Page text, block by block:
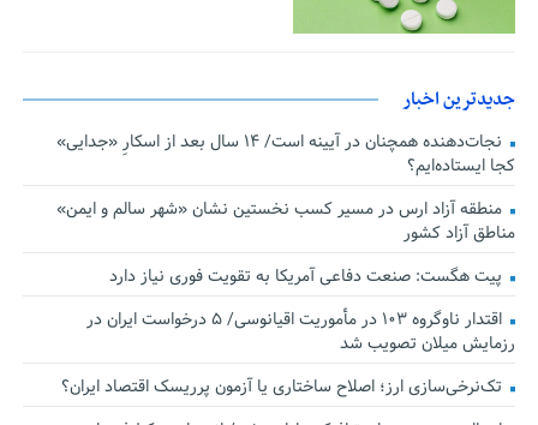
جدیدترین اخبار
نجات‌دهنده‌ همچنان در آیینه است/ ۱۴ سال بعد از اسکارِ «جدایی»
کجا ایستاده‌ایم؟
منطقه آزاد ارس در مسیر کسب نخستین نشان «شهر سالم و ایمن»
مناطق آزاد کشور
پیت هگست: صنعت دفاعی آمریکا به تقویت فوری نیاز دارد
اقتدار ناوگروه ۱۰۳ در مأموریت‌ اقیانوسی/ ۵ درخواست ایران در
رزمایش میلان تصویب شد
تک‌نرخی‌سازی ارز؛ اصلاح ساختاری یا آزمون پرریسک اقتصاد ایران؟